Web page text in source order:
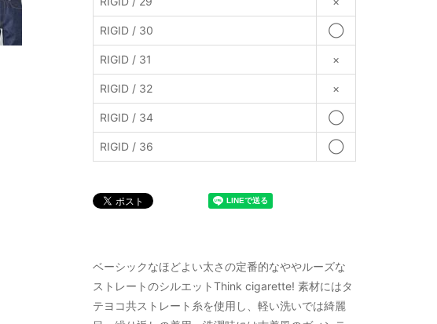
RIGID / 30 ◯
RIGID / 31 ×
RIGID / 32 ×
RIGID / 34 ◯
RIGID / 36 ◯
ベーシックなほどよい太さの定番的なややルーズな
ストレートのシルエットThink cigarette! 素材にはタ
テヨコ共ストレート糸を使用し、軽い洗いでは綺麗